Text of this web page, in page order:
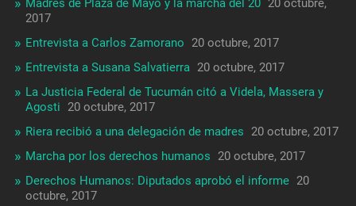
Madres de Plaza de Mayo y la marcha del 20 20 octubre,
2017
Entrevista a Carlos Zamorano
20 octubre, 2017
Entrevista a Susana Salvatierra 20 octubre, 2017
La Justicia Federal de Tucumán citó a Videla, Massera y
Agosti
20 octubre, 2017
Riera recibió a una delegación de madres
20 octubre, 2017
Marcha por los derechos humanos
20 octubre, 2017
Derechos Humanos: Diputados aprobó el informe 20
octubre, 2017